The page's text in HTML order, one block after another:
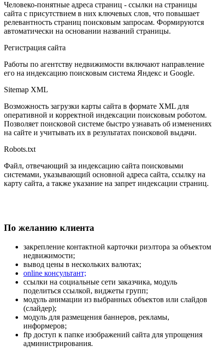
Человеко-понятные адреса страниц - ссылки на страницы
сайта с присутствием в них ключевых слов, что повышает
релевантность страниц поисковым запросам. Формируются
автоматически на основании названий страницы.
Регистрация сайта
Работы по агентству недвижимости включают направление
его на индексацию поисковым система Яндекс и Google.
Sitemap XML
Возможность загрузки карты сайта в формате XML для
оперативной и корректной индексации поисковым роботом.
Позволяет поисковой системе быстро узнавать об изменениях
на сайте и учитывать их в результатах поисковой выдачи.
Robots.txt
Файл, отвечающий за индексацию сайта поисковыми
системами, указывающий основной адреса сайта, ссылку на
карту сайта, а также указание на запрет индексации страниц.
По желанию клиента
закрепление контактной карточки риэлтора за объектом
недвижимости;
вывод цены в нескольких валютах;
online консультант;
ссылки на социальные сети заказчика, модуль
поделиться ссылкой, виджеты групп;
модуль анимации из выбранных объектов или слайдов
(слайдер);
модуль для размещения баннеров, рекламы,
информеров;
ftp доступ к папке изображений сайта для упрощения
администрирования.